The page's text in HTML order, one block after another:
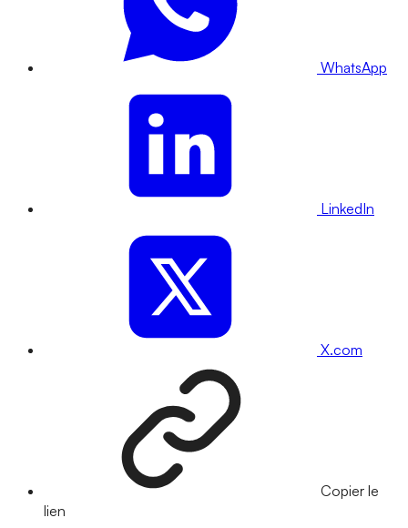
WhatsApp
LinkedIn
X.com
Copier le
lien